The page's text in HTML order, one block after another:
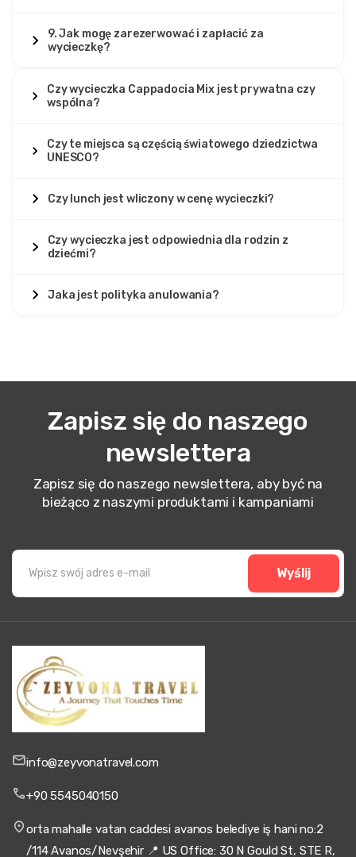
9. Jak mogę zarezerwować i zapłacić za
wycieczkę?
Czy wycieczka Cappadocia Mix jest prywatna czy
wspólna?
Czy te miejsca są częścią światowego dziedzictwa
UNESCO?
Czy lunch jest wliczony w cenę wycieczki?
Czy wycieczka jest odpowiednia dla rodzin z
dziećmi?
Jaka jest polityka anulowania?
Zapisz się do naszego
newslettera
Zapisz się do naszego newslettera, aby być na
bieżąco z naszymi produktami i kampaniami
Wyślij
info@zeyvonatravel.com
+90 5545040150
orta mahalle vatan caddesi avanos belediye iş hani no:2
/114 Avanos/Nevşehir 📍 US Office: 30 N Gould St, STE R,